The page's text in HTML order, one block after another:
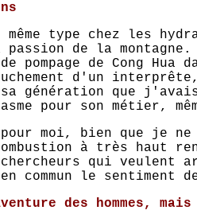
même type chez
passion de la
pompage de Cong
d'un
génération que j'avais
pour son
moi, bien que je ne
à très haut
chercheurs qui
commun le sentiment
des hommes,